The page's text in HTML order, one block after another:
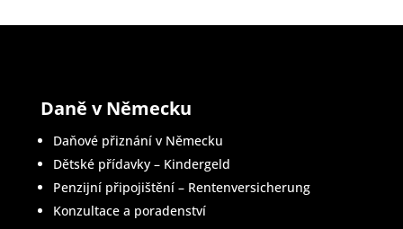
Daně v Německu
Daňové přiznání v Německu
Dětské přídavky – Kindergeld
Penzijní připojištění – Rentenversicherung
Konzultace a poradenství